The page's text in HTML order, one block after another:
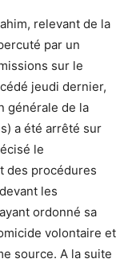
relevant de la
par un
sur le
jeudi dernier,
générale de la
a été arrêté sur
le
des procédures
les
ordonné sa
volontaire et
source. A la suite